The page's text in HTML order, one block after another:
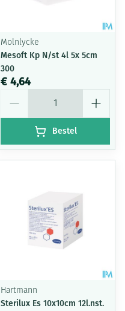
Molnlycke
Mesoft Kp N/st 4l 5x 5cm
300
€ 4,64
Bestel
Hartmann
Sterilux Es 10x10cm 12l.nst.